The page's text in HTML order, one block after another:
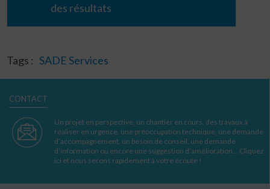
des résultats
Tags : SADE Services
CONTACT
Un projet en perspective, un chantier en cours, des travaux à
réaliser en urgence, une préoccupation technique, une demande
d’accompagnement, un besoin de conseil, une demande
d’information ou encore une suggestion d’amélioration… Cliquez
ici et nous serons rapidement à votre écoute !